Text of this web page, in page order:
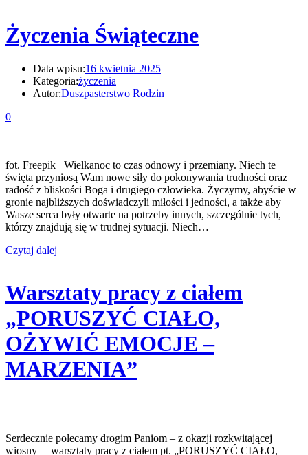
Życzenia Świąteczne
Data wpisu:16 kwietnia 2025
Kategoria:życzenia
Autor:Duszpasterstwo Rodzin
0
fot. Freepik Wielkanoc to czas odnowy i przemiany. Niech te
święta przyniosą Wam nowe siły do pokonywania trudności oraz
radość z bliskości Boga i drugiego człowieka. Życzymy, abyście w
gronie najbliższych doświadczyli miłości i jedności, a także aby
Wasze serca były otwarte na potrzeby innych, szczególnie tych,
którzy znajdują się w trudnej sytuacji. Niech…
Czytaj dalej
Warsztaty pracy z ciałem
„PORUSZYĆ CIAŁO,
OŻYWIĆ EMOCJE –
MARZENIA”
Serdecznie polecamy drogim Paniom – z okazji rozkwitającej
wiosny – warsztaty pracy z ciałem pt. „PORUSZYĆ CIAŁO,